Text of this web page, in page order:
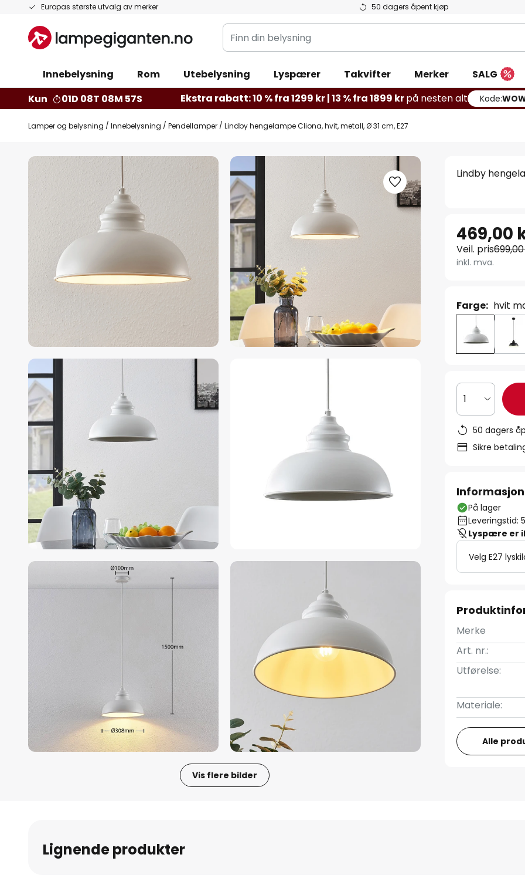
Europas største utvalg av merker 50 dagers åpent kjøp
Hopp
innhold
Finn
din
Innebelysning Rom Utebelysning Lyspærer Takvifter Merker SALG
Kun
01D 08T 08M 55S Ekstra rabatt: 10 % fra 1299 kr | 13 % fra 1899 krpå nesten alt Kode:
Lamper og belysning Innebelysning Pendellamper Lindby hengelampe Cliona, hvit, metall, Ø 31 cm, E27
Gå
til
slutten
av
bildegalleri
Vis flere bilder
bildegalleri
Lindby
469,00
Veil. pris
inkl. mva.
Farge: hvit
1
50 dagers
Sikre
På lager
Leveringstid:
Lyspære er
Velg E27
Merke
Art. nr.:
Utførelse:
Materiale:
Alle
Lignende produkter